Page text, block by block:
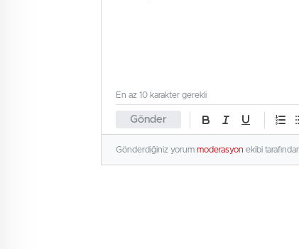
Gönder
En az 10 karakter gerekli
Gönderdiğiniz yorum moderasyon ekibi